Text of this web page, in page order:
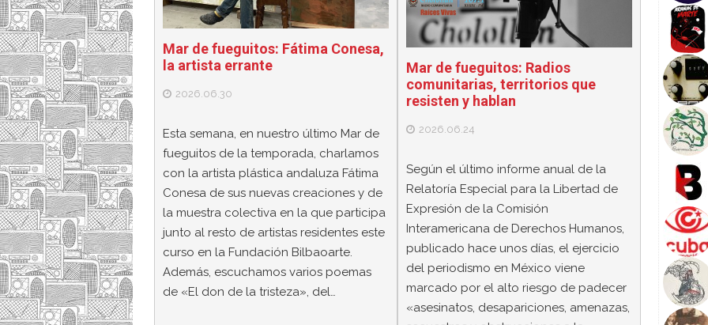
Mar de fueguitos: Fátima Conesa,
la artista errante
2026.06.30
Esta semana, en nuestro último Mar de
fueguitos de la temporada, charlamos
con la artista plástica andaluza Fátima
Conesa de sus nuevas creaciones y de
la muestra colectiva en la que participa
junto al resto de artistas residentes este
curso en la Fundación Bilbaoarte.
Además, escuchamos varios poemas
de «El don de la tristeza», del…
Mar de fueguitos: Radios
comunitarias, territorios que
resisten y hablan
2026.06.24
Según el último informe anual de la
Relatoría Especial para la Libertad de
Expresión de la Comisión
Interamericana de Derechos Humanos,
publicado hace unos días, el ejercicio
del periodismo en México viene
marcado por el alto riesgo de padecer
«asesinatos, desapariciones, amenazas,